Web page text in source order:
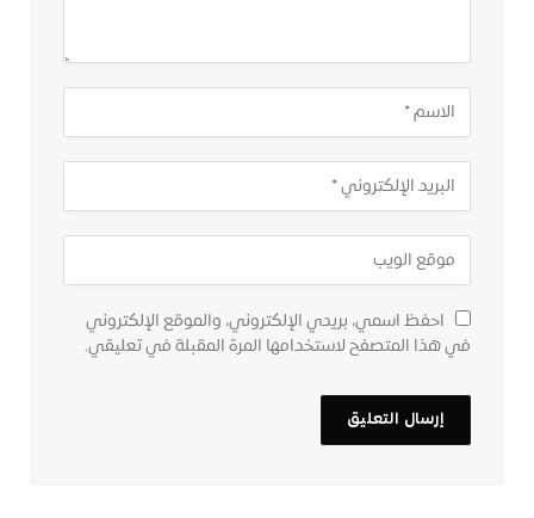
احفظ اسمي، بريدي الإلكتروني، والموقع الإلكتروني
في هذا المتصفح لاستخدامها المرة المقبلة في تعليقي.